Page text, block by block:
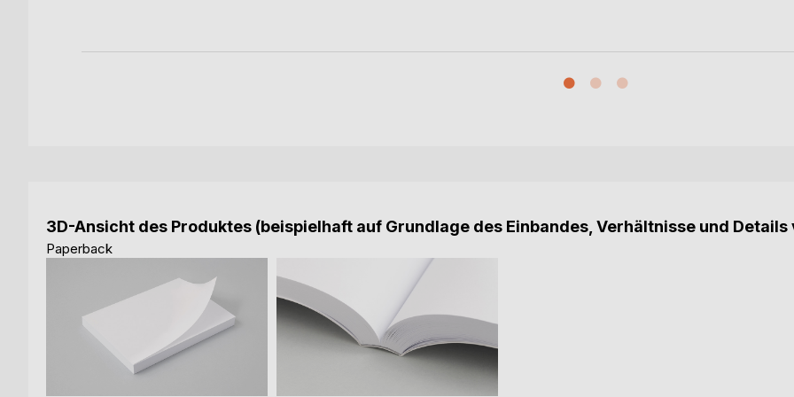
3D-Ansicht des Produktes (beispielhaft auf Grundlage des Einbandes, Verhältnisse und
Paperback